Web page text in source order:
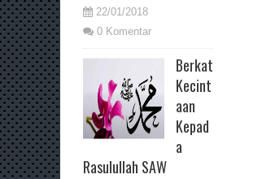
22/01/2018
0 Komentar
Berkat
Kecint
aan
Kepad
a
Rasulullah SAW